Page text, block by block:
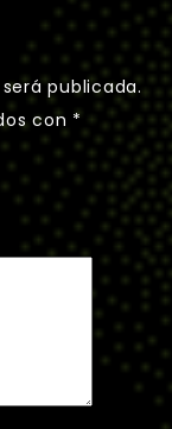
publicada.
con *